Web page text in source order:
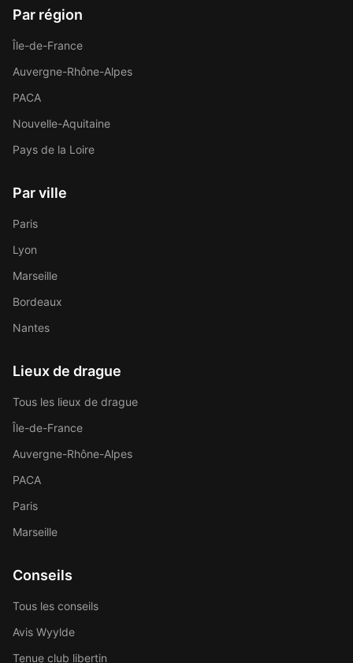
Par région
Île-de-France
Auvergne-Rhône-Alpes
PACA
Nouvelle-Aquitaine
Pays de la Loire
Par ville
Paris
Lyon
Marseille
Bordeaux
Nantes
Lieux de drague
Tous les lieux de drague
Île-de-France
Auvergne-Rhône-Alpes
PACA
Paris
Marseille
Conseils
Tous les conseils
Avis Wyylde
Tenue club libertin